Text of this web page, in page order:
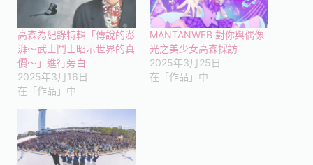
高森為紀錄特輯「傳說的澎
湃～武士鬥士昭示世界的真
價～」進行旁白
2025年3月16日
在「作品」中
MANTANWEB 對你與偶像
光之美少女高森採訪
2025年3月25日
在「作品」中